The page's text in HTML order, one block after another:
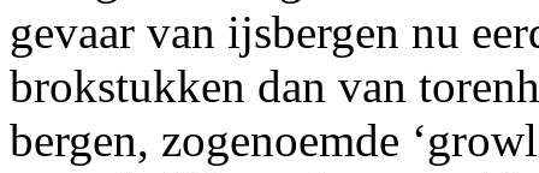
gevaar van ijsbergen nu
brokstukken dan van
bergen, zogenoemde